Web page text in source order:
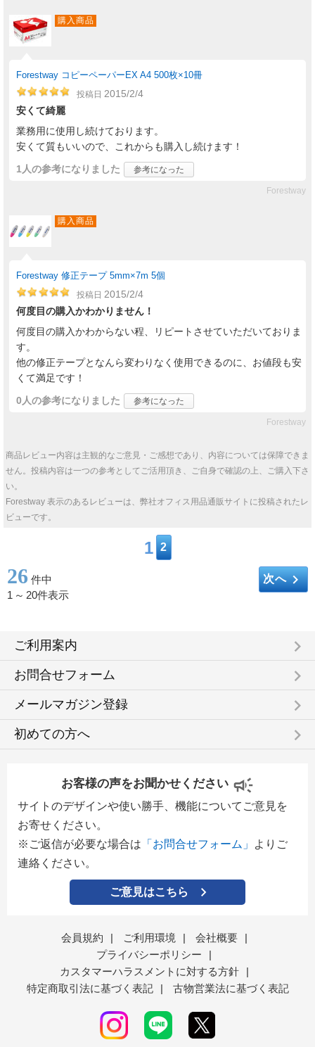
購入商品
Forestway コピーペーパーEX A4 500枚×10冊
投稿日 2015/2/4
安くて綺麗
業務用に使用し続けております。
安くて質もいいので、これからも購入し続けます！
1人の参考になりました 参考になった
Forestway
購入商品
Forestway 修正テープ 5mm×7m 5個
投稿日 2015/2/4
何度目の購入かわかりません！
何度目の購入かわからない程、リピートさせていただいておりま
す。
他の修正テープとなんら変わりなく使用できるのに、お値段も安
くて満足です！
0人の参考になりました 参考になった
Forestway
商品レビュー内容は主観的なご意見・ご感想であり、内容については保障できま
せん。投稿内容は一つの参考としてご活用頂き、ご自身で確認の上、ご購入下さ
い。
Forestway 表示のあるレビューは、弊社オフィス用品通販サイトに投稿されたレ
ビューです。
1 2
26 件中
1 ～ 20件表示
次へkeyboard_arrow_right
ご利用案内 keyboard_arrow_right
お問合せフォーム keyboard_arrow_right
メールマガジン登録 keyboard_arrow_right
初めての方へ keyboard_arrow_right
お客様の声をお聞かせください
サイトのデザインや使い勝手、機能についてご意見を
お寄せください。
※ご返信が必要な場合は 「お問合せフォーム」
よりご
連絡ください。
ご意見はこちら
会員規約 | ご利用環境 | 会社概要
|
プライバシーポリシー
|
カスタマーハラスメントに対する方針
|
特定商取引法に基づく表記
| 古物営業法に基づく表記